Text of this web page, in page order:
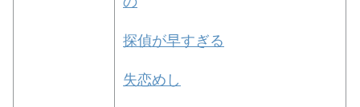
探偵が早すぎる
失恋めし